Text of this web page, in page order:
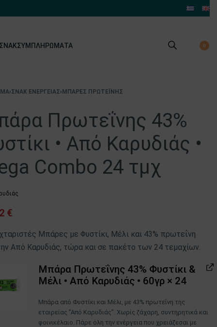
ΣΥΜΠΛΗΡΏΜΑΤΑ 0
›ΣΝΑΚ ΕΝΈΡΓΕΙΑΣ› ΜΠΆΡΕΣ ΠΡΩΤΕΪ́ΝΗΣ
Πρωτεΐνης 43%
• Από Καρυδιάς •
Combo 24 τμχ
€
Μπάρες με Φυστίκι, Μέλι και 43% πρωτεΐνη
Από Καρυδιάς, τώρα και σε πακέτο των 24 τεμαχίων.
Μπάρα Πρωτεΐνης 43% Φυστίκι &
Μέλι • Από Καρυδιάς • 60γρ× 24
Μπάρα από Φυστίκι και Μέλι, με 43% πρωτεΐνη της
εταιρείας "Από Καρυδιάς". Χωρίς ζάχαρη, συντηρητικά και
φοινικέλαιο. Πάρε όλη την ενέργεια που χρειάζεσαι με